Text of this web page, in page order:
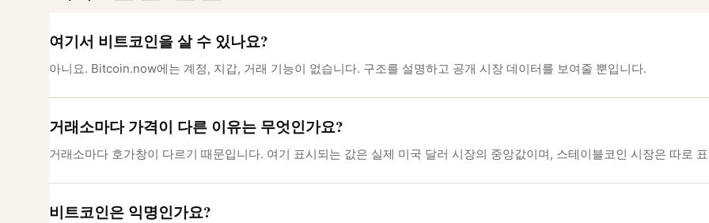
여기서 비트코인을 살 수 있나요?
아니요. Bitcoin.now에는 계정, 지갑, 거래 기능이 없습니다. 구조를 설명하고 공개 시장 데이터를 보여줄 뿐입니다.
거래소마다 가격이 다른 이유는 무엇인가요?
거래소마다 호가창이 다르기 때문입니다. 여기 표시되는 값은 실제 미국 달러 시장의 중앙값이며, 스테이블코인 시장은 따로
비트코인은 익명인가요?